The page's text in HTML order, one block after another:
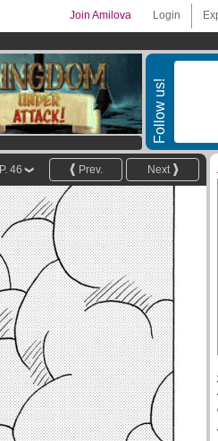
Login
Join Amilova
Follow us!
Next
Prev.
P. 46